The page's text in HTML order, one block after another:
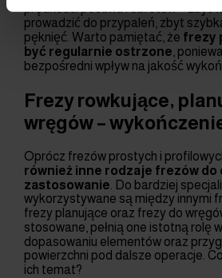
prędkości posuwu i obrotów – zbyt
prowadzić do przypaleń, zbyt
pęknięć. Warto pamiętać, że frezy
być regularnie ostrzone ,
bezpośredni wpływ na jakość
Frezy rowkujące,
wręgów –
Oprócz frezów prostych i
również inne rodzaje frezów do
zastosowanie. Do bardziej
wykorzystywane są między innymi
frezy planujące oraz frezy do
stosowane, pełnią one istotną rolę
dopasowaniu elementów oraz
powierzchni pod dalsze operacje.
ich temat?